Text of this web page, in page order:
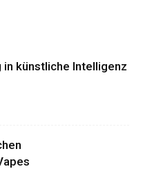
künstliche Intelligenz